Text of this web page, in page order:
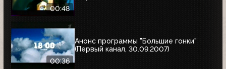
00:48
00:36
Анонс программы "Большие гонки"
(Первый канал, 30.09.2007)